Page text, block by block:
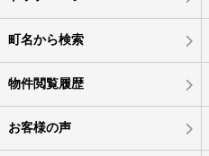
町名から検索
物件閲覧履歴
お客様の声